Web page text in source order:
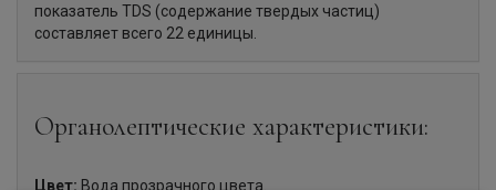
показатель TDS (содержание твердых частиц)
составляет всего 22 единицы.
Органолептические характеристики:
Цвет: Вода прозрачного цвета.